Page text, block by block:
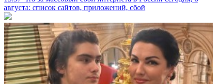
августа: список сайтов, приложений, сбой